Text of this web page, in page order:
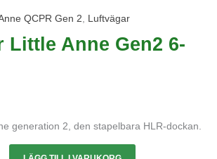
QCPR Gen 2, Luftvägar
Little Anne Gen2 6-
generation 2, den stapelbara HLR-dockan.